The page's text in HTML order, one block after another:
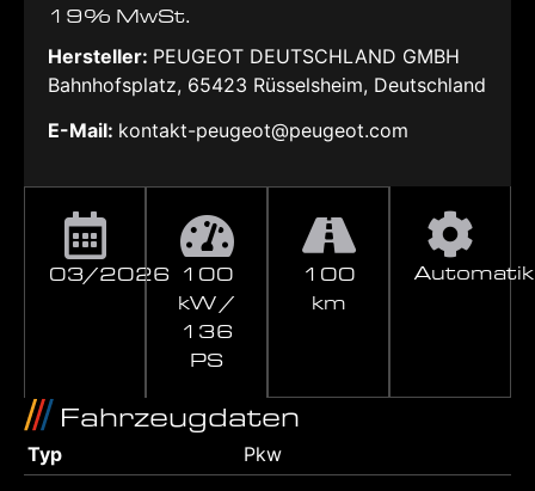
03/2026
100
kW /
136
PS
100
km
Automatik
Fahrzeugdaten
Typ Pkw
19% MwSt.
Hersteller: PEUGEOT DEUTSCHLAND GMBH
Bahnhofsplatz, 65423 Rüsselsheim, Deutschland
E-Mail: kontakt-peugeot@peugeot.com